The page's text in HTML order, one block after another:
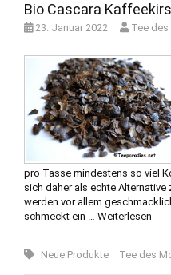
Bio Cascara
23. Januar 2022 Tee des
pro Tasse mindestens so viel
sich daher als echte
werden vor allem
schmeckt ein … Weiterlesen
Neue Produkte Tee des